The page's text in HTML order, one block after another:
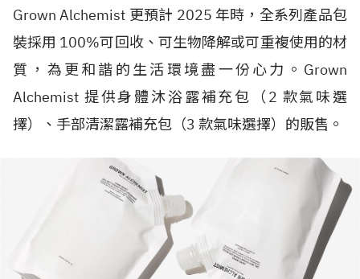
Grown Alchemist 更預計 2025 年時，全系列產品包
裝採用 100%可回收、可生物降解或可重複使用的材
質，為更和諧的生活環境盡一份心力。Grown
Alchemist 提供身體沐浴露補充包（2 款氣味選
擇）、手部清潔露補充包（3 款氣味選擇）的販售。